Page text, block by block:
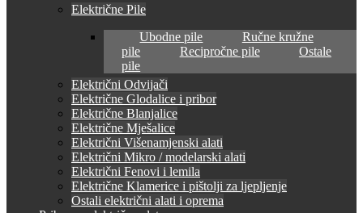
Električne Pile
Ubodne pile
Ručne kružne
pile
Recipročne pile
Ostale
pile
Električni Odvijači
Električne Glodalice i pribor
Električne Blanjalice
Električne Mješalice
Električni Višenamjenski alati
Električni Mikro / modelarski alati
Električni Fenovi i lemila
Električne Klamerice i pištolji za ljepljenje
Ostali električni alati i oprema